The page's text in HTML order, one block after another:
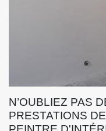
N’OUBLIEZ PAS
PRESTATIONS